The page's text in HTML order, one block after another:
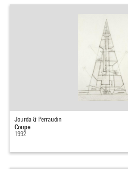
Jourda & Perraudin
Coupe
1992